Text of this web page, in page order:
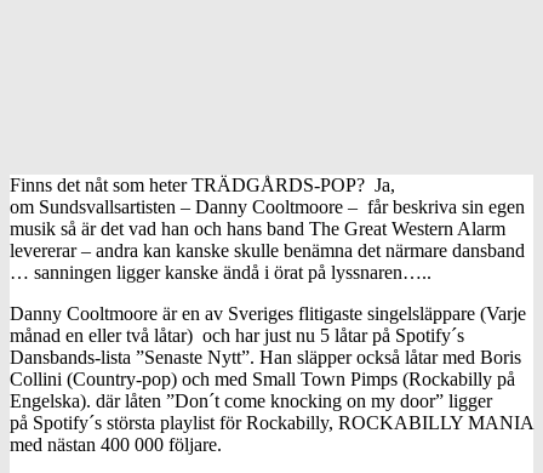
Finns det nåt som heter TRÄDGÅRDS-POP? Ja,
om Sundsvallsartisten – Danny Cooltmoore – får beskriva sin egen
musik så är det vad han och hans band The Great Western Alarm
levererar – andra kan kanske skulle benämna det närmare dansband
… sanningen ligger kanske ändå i örat på lyssnaren…..
Danny Cooltmoore är en av Sveriges flitigaste singelsläppare (Varje
månad en eller två låtar) och har just nu 5 låtar på Spotify´s
Dansbands-lista ”Senaste Nytt”. Han släpper också låtar med Boris
Collini (Country-pop) och med Small Town Pimps (Rockabilly på
Engelska). där låten ”Don´t come knocking on my door” ligger
på Spotify´s största playlist för Rockabilly, ROCKABILLY MANIA
med nästan 400 000 följare.